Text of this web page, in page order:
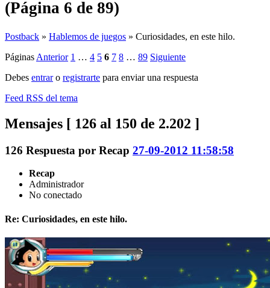
(Página 6 de 89)
Postback » Hablemos de juegos » Curiosidades, en este hilo.
Páginas Anterior 1 … 4 5 6 7 8 … 89 Siguiente
Debes entraro registrarte para enviar una respuesta
Feed RSS del tema
Mensajes [ 126 al 150 de 2.202 ]
126 Respuesta por Recap 27-09-2012 11:58:58
Recap
Administrador
No conectado
Re: Curiosidades, en este hilo.